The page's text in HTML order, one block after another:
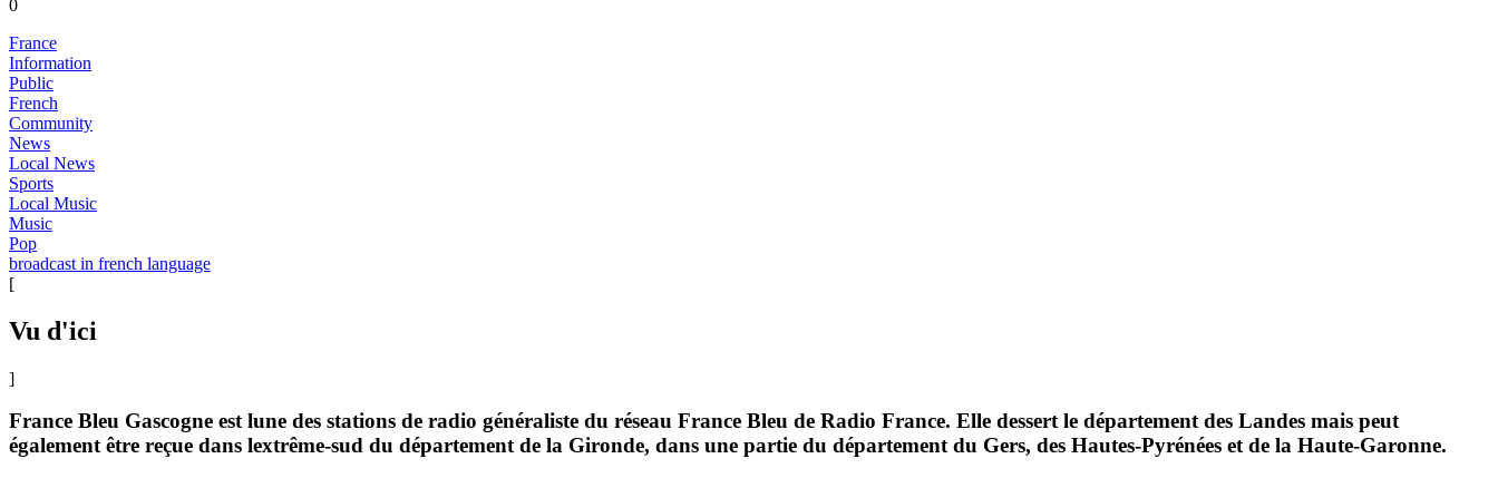
0
France
Information
Public
French
Community
News
Local News
Sports
Local Music
Music
Pop
broadcast in french language
[
Vu d'ici
]
France Bleu Gascogne est lune des stations de radio généraliste du réseau France Bleu de Radio France. Elle dessert le département des Landes mais peut
également être reçue dans lextrême-sud du département de la Gironde, dans une partie du département du Gers, des Hautes-Pyrénées et de la Haute-Garonne.